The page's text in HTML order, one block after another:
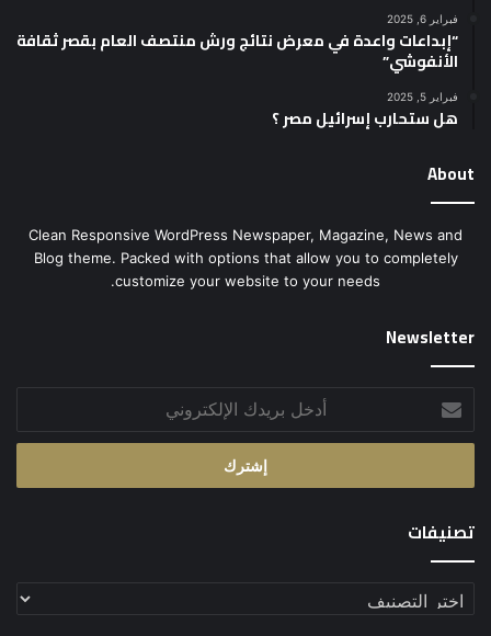
فبراير 6, 2025
“إبداعات واعدة في معرض نتائج ورش منتصف العام بقصر ثقافة
الأنفوشي”
فبراير 5, 2025
هل ستحارب إسرائيل مصر ؟
About
Clean Responsive WordPress Newspaper, Magazine, News and
Blog theme. Packed with options that allow you to completely
customize your website to your needs.
Newsletter
أدخل
بريدك
الإلكتروني
تصنيفات
تصنيفات